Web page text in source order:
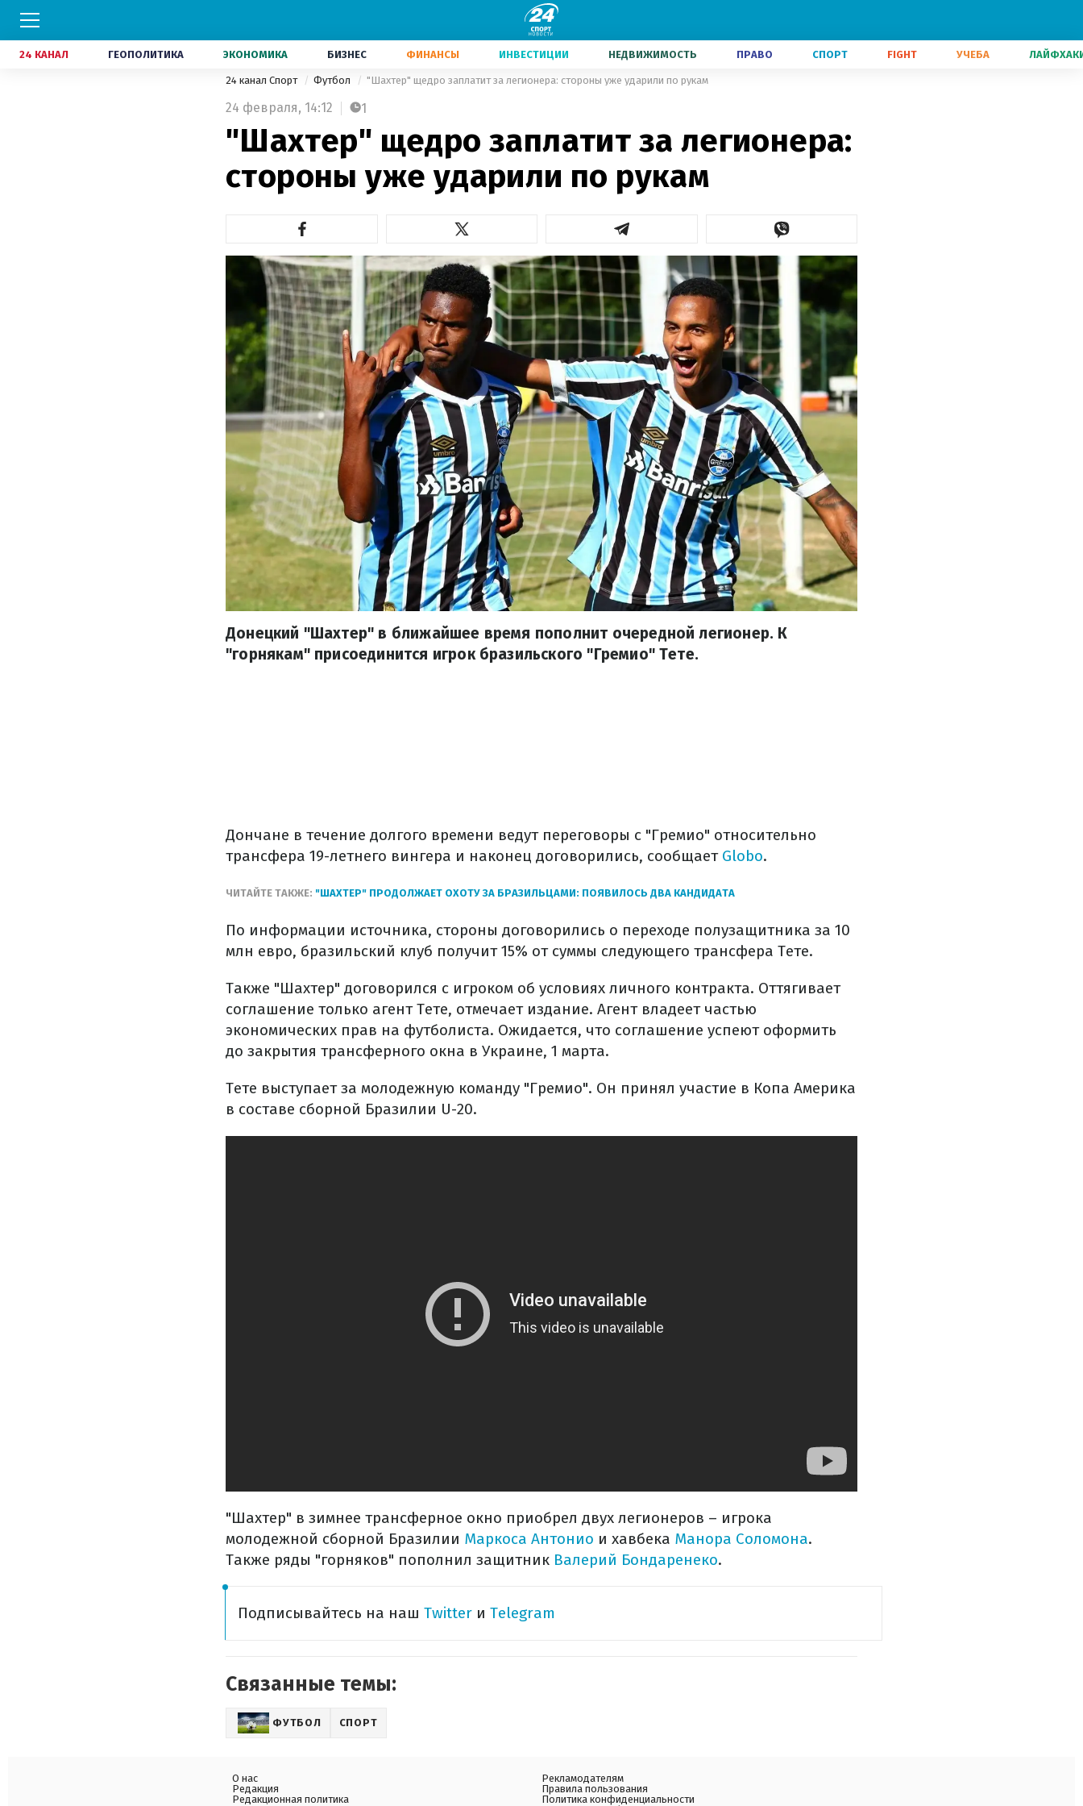
24 КАНАЛ ГЕОПОЛИТИКА ЭКОНОМИКА БИЗНЕС ФИНАНСЫ ИНВЕСТИЦИИ НЕДВИЖИМОСТЬ ПРАВО СПОРТ FIGHT УЧЕБА
24 канал Спорт Футбол "Шахтер" щедро заплатит за легионера: стороны уже ударили по рукам
24 февраля, 14:12 1
"Шахтер" щедро заплатит за легионера:
стороны уже ударили по рукам
Донецкий "Шахтер" в ближайшее время пополнит очередной легионер. К
"горнякам" присоединится игрок бразильского "Гремио" Тете.
Дончане в течение долгого времени ведут переговоры с "Гремио" относительно
трансфера 19-летнего вингера и наконец договорились, сообщает Globo.
ЧИТАЙТЕ ТАКЖЕ: "ШАХТЕР" ПРОДОЛЖАЕТ ОХОТУ ЗА БРАЗИЛЬЦАМИ: ПОЯВИЛОСЬ ДВА КАНДИДАТА
По информации источника, стороны договорились о переходе полузащитника за 10
млн евро, бразильский клуб получит 15% от суммы следующего трансфера Тете.
Также "Шахтер" договорился с игроком об условиях личного контракта. Оттягивает
соглашение только агент Тете, отмечает издание. Агент владеет частью
экономических прав на футболиста. Ожидается, что соглашение успеют оформить
до закрытия трансферного окна в Украине, 1 марта.
Тете выступает за молодежную команду "Гремио". Он принял участие в Копа Америка
в составе сборной Бразилии U-20.
"Шахтер" в зимнее трансферное окно приобрел двух легионеров – игрока
молодежной сборной Бразилии Маркоса Антонио и хавбека Манора Соломона.
Также ряды "горняков" пополнил защитник Валерий Бондаренеко.
Подписывайтесь на наш Twitter и Telegram
Связанные темы:
ФУТБОЛ СПОРТ
О нас
Редакция
Редакционная политика
Рекламодателям
Правила пользования
Политика конфиденциальности